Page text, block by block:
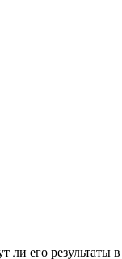
ли его результаты